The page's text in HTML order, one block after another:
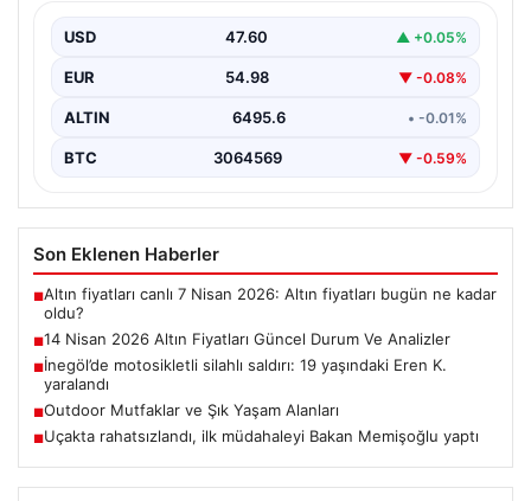
çeken altın piyasası, küresel gelişmeler ve jeopolitik…
USD 47.60 ▲ +0.05%
EUR 54.98 ▼ -0.08%
ALTIN 6495.6 • -0.01%
BTC 3064569 ▼ -0.59%
Son Eklenen Haberler
■Altın fiyatları canlı 7 Nisan 2026: Altın fiyatları bugün ne kadar
oldu?
■14 Nisan 2026 Altın Fiyatları Güncel Durum Ve Analizler
■İnegöl’de motosikletli silahlı saldırı: 19 yaşındaki Eren K.
yaralandı
■Outdoor Mutfaklar ve Şık Yaşam Alanları
■Uçakta rahatsızlandı, ilk müdahaleyi Bakan Memişoğlu yaptı